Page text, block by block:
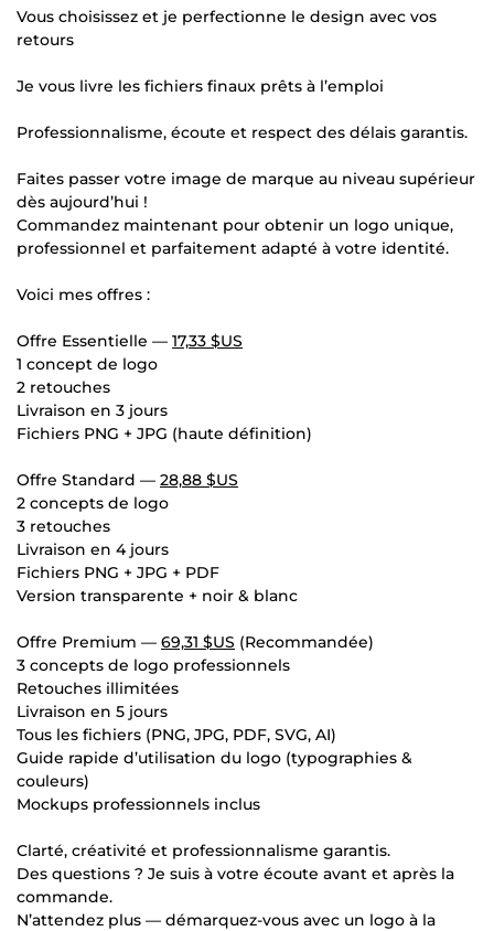
Vous choisissez et je perfectionne le design avec vos
retours
Je vous livre les fichiers finaux prêts à l’emploi
Professionnalisme, écoute et respect des délais garantis.
Faites passer votre image de marque au niveau supérieur
dès aujourd’hui !
Commandez maintenant pour obtenir un logo unique,
professionnel et parfaitement adapté à votre identité.
Voici mes offres :
Offre Essentielle — 17,33 $US
1 concept de logo
2 retouches
Livraison en 3 jours
Fichiers PNG + JPG (haute définition)
Offre Standard — 28,88 $US
2 concepts de logo
3 retouches
Livraison en 4 jours
Fichiers PNG + JPG + PDF
Version transparente + noir & blanc
Offre Premium — 69,31 $US (Recommandée)
3 concepts de logo professionnels
Retouches illimitées
Livraison en 5 jours
Tous les fichiers (PNG, JPG, PDF, SVG, AI)
Guide rapide d’utilisation du logo (typographies &
couleurs)
Mockups professionnels inclus
Clarté, créativité et professionnalisme garantis.
Des questions ? Je suis à votre écoute avant et après la
commande.
N’attendez plus — démarquez-vous avec un logo à la